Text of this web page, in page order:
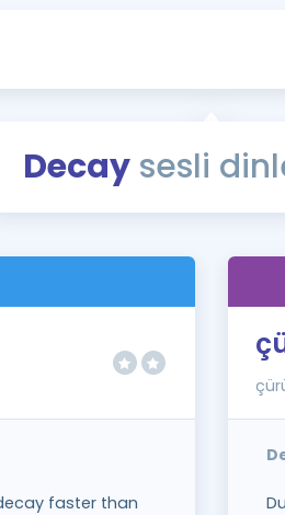
Decaysesli
faster than